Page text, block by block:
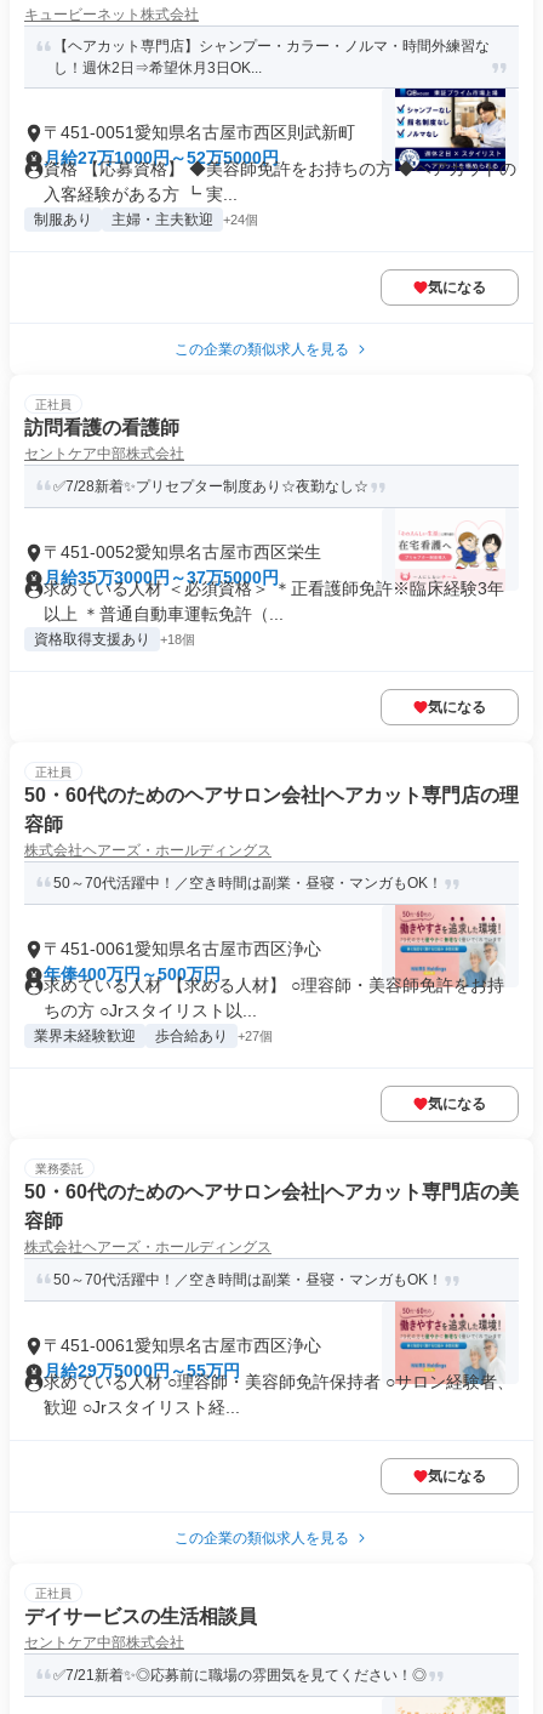
キュービーネット株式会社
【ヘアカット専門店】シャンプー・カラー・ノルマ・時間外練習な
し！週休2日⇒希望休月3日OK...
〒451-0051愛知県名古屋市西区則武新町
月給27万1000円～52万5000円
資格 【応募資格】 ◆美容師免許をお持ちの方 ◆ヘアカットの
入客経験がある方 ┗ 実...
制服あり 主婦・主夫歓迎 +24個
気になる
この企業の類似求人を見る
正社員
訪問看護の看護師
セントケア中部株式会社
✅7/28新着✨プリセプター制度あり☆夜勤なし☆
〒451-0052愛知県名古屋市西区栄生
月給35万3000円～37万5000円
求めている人材 ＜必須資格＞ ＊正看護師免許※臨床経験3年
以上 ＊普通自動車運転免許（...
資格取得支援あり +18個
気になる
正社員
50・60代のためのヘアサロン会社|ヘアカット専門店の理
容師
株式会社ヘアーズ・ホールディングス
50～70代活躍中！／空き時間は副業・昼寝・マンガもOK！
〒451-0061愛知県名古屋市西区浄心
年俸400万円～500万円
求めている人材 【求める人材】 ○理容師・美容師免許をお持
ちの方 ○Jrスタイリスト以...
業界未経験歓迎 歩合給あり +27個
気になる
業務委託
50・60代のためのヘアサロン会社|ヘアカット専門店の美
容師
株式会社ヘアーズ・ホールディングス
50～70代活躍中！／空き時間は副業・昼寝・マンガもOK！
〒451-0061愛知県名古屋市西区浄心
月給29万5000円～55万円
求めている人材 ○理容師・美容師免許保持者 ○サロン経験者、
歓迎 ○Jrスタイリスト経...
気になる
この企業の類似求人を見る
正社員
デイサービスの生活相談員
セントケア中部株式会社
✅7/21新着✨◎応募前に職場の雰囲気を見てください！◎